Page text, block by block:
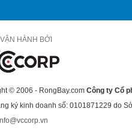
HÀNH BỞI
© 2006 - RongBay.com Công ty Cổ
ký kinh doanh số: 0101871229 do